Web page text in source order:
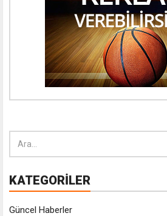
KATEGORİLER
Güncel Haberler